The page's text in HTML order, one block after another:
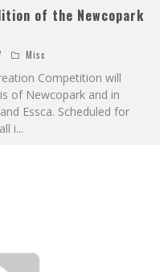
of the Newcopark
Misc
Competition will
of Newcopark and in
Essca. Scheduled for
i...